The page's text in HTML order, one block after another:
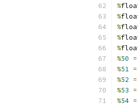
%
%
%
%
%
%50 =
%51 =
%52 =
%53 =
%54 =